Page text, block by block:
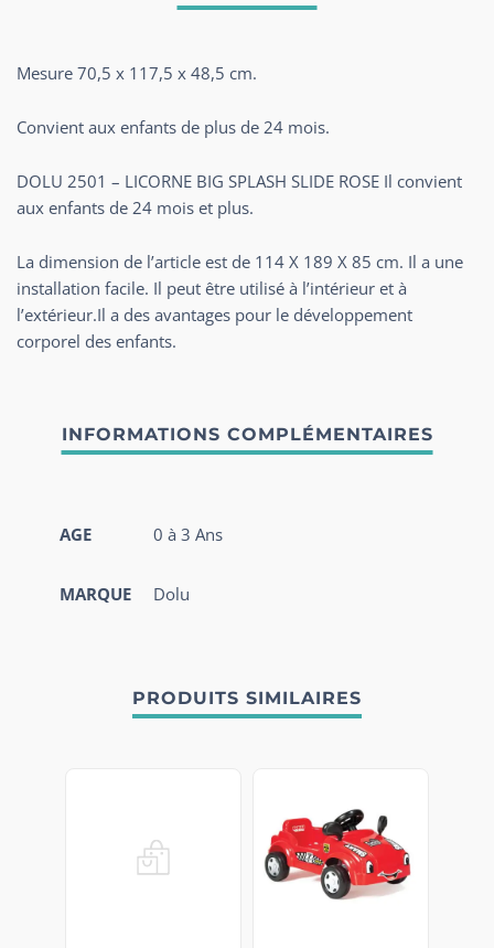
Mesure 70,5 x 117,5 x 48,5 cm.
Convient aux enfants de plus de 24 mois.
DOLU 2501 – LICORNE BIG SPLASH SLIDE ROSE Il convient
aux enfants de 24 mois et plus.
La dimension de l’article est de 114 X 189 X 85 cm. Il a une
installation facile. Il peut être utilisé à l’intérieur et à
l’extérieur.Il a des avantages pour le développement
corporel des enfants.
AGE 0 à 3 Ans
MARQUE Dolu
PRODUITS SIMILAIRES